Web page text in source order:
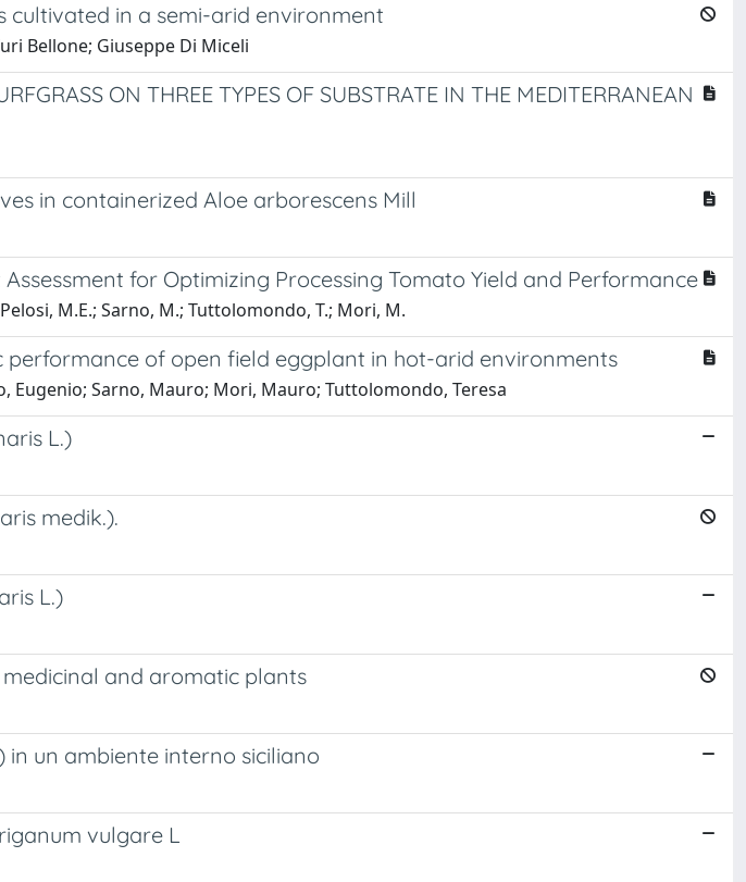
cultivated in a semi-arid environment
Bellone; Giuseppe Di Miceli
ON THREE TYPES OF SUBSTRATE IN THE MEDITERRANEAN
in containerized Aloe arborescens Mill
for Optimizing Processing Tomato Yield and Performance
M.E.; Sarno, M.; Tuttolomondo, T.; Mori, M.
of open field eggplant in hot-arid environments
Eugenio; Sarno, Mauro; Mori, Mauro; Tuttolomondo, Teresa
L.)
medik.).
L.)
and aromatic plants
un ambiente interno siciliano
vulgare L